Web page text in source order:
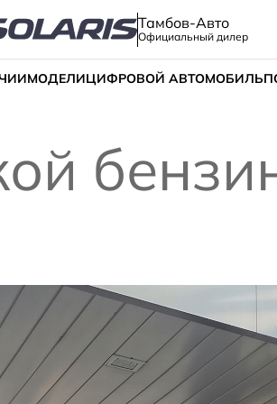
Тамбов-Авто
Официальный дилер
МОДЕЛИЦИФРОВОЙ АВТОМОБИЛЬ